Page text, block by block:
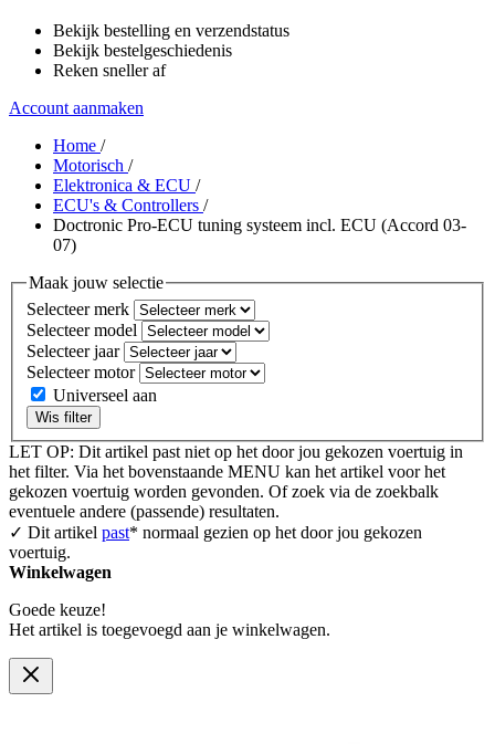
Bekijk bestelling en verzendstatus
Bekijk bestelgeschiedenis
Reken sneller af
Account aanmaken
Home /
Motorisch /
Elektronica & ECU /
ECU's & Controllers /
Doctronic Pro-ECU tuning systeem incl. ECU (Accord 03-
07)
Maak jouw selectie
Selecteer merk
Selecteer model
Selecteer jaar
Selecteer motor
Universeel aan
Wis filter
LET OP: Dit artikel past niet op het door jou gekozen voertuig in
het filter. Via het bovenstaande MENU kan het artikel voor het
gekozen voertuig worden gevonden. Of zoek via de zoekbalk
eventuele andere (passende) resultaten.
✓ Dit artikel past* normaal gezien op het door jou gekozen
voertuig.
Winkelwagen
Goede keuze!
Het artikel is toegevoegd aan je winkelwagen.